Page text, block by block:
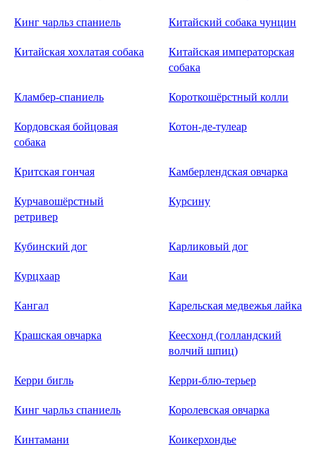
Кинг чарльз спаниель Китайский собака чунцин
Китайская хохлатая собака
Китайская императорская
собака
Кламбер-спаниель Короткошёрстный колли
Кордовская бойцовая
собака
Котон-де-тулеар
Критская гончая Камберлендская овчарка
Курчавошёрстный
ретривер
Курсину
Кубинский дог Карликовый дог
Курцхаар Каи
Кангал Карельская медвежья лайка
Крашская овчарка
Кеесхонд (голландский
волчий шпиц)
Керри бигль Керри-блю-терьер
Кинг чарльз спаниель Королевская овчарка
Кинтамани Коикерхондье